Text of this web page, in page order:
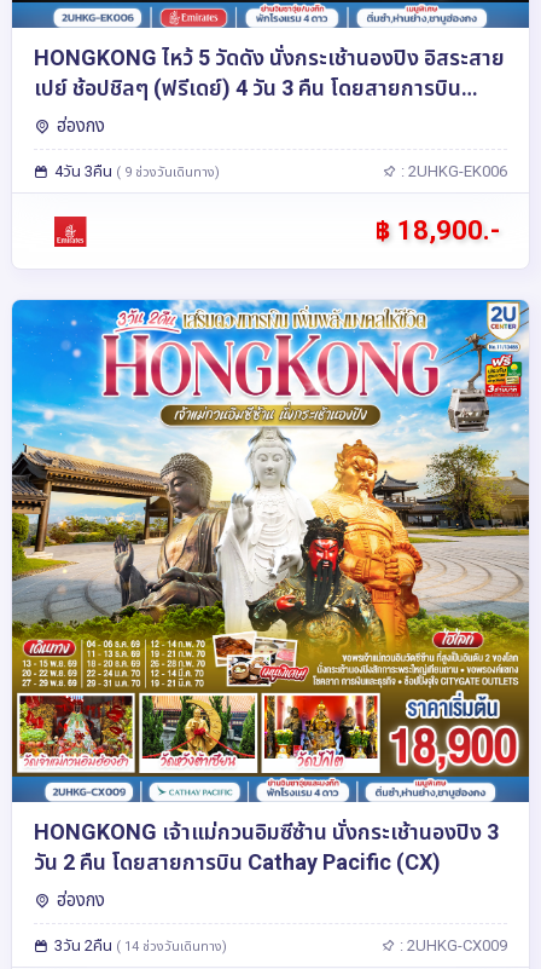
HONGKONG ไหว้ 5 วัดดัง นั่งกระเช้านองปิง อิสระสาย
เปย์ ช้อปชิลๆ (ฟรีเดย์) 4 วัน 3 คืน โดยสายการบิน
Emirates (EK)
ฮ่องกง
4วัน 3คืน ( 9 ช่วงวันเดินทาง) : 2UHKG-EK006
฿ 18,900.-
HONGKONG เจ้าแม่กวนอิมซีซ้าน นั่งกระเช้านองปิง 3
วัน 2 คืน โดยสายการบิน Cathay Pacific (CX)
ฮ่องกง
3วัน 2คืน ( 14 ช่วงวันเดินทาง) : 2UHKG-CX009